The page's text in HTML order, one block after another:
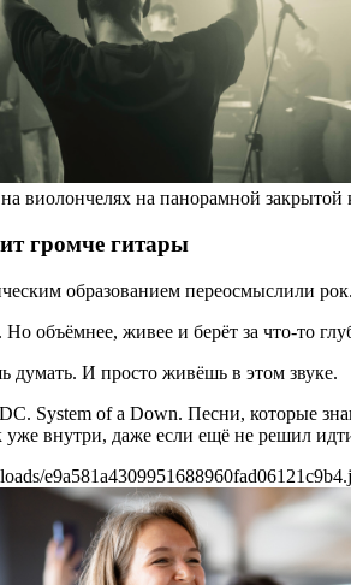
виолончелях на панорамной
громче гитары
образованием переосмыслили
объёмнее, живее и берёт за что-то
думать. И просто живёшь в этом звуке.
System of a Down. Песни, которые
внутри, даже если ещё не решил